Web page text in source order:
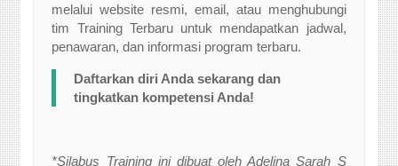
melalui website resmi, email, atau menghubungi
tim Training Terbaru untuk mendapatkan jadwal,
penawaran, dan informasi program terbaru.
Daftarkan diri Anda sekarang dan
tingkatkan kompetensi Anda!
*Silabus Training ini dibuat oleh Adelina Sarah S